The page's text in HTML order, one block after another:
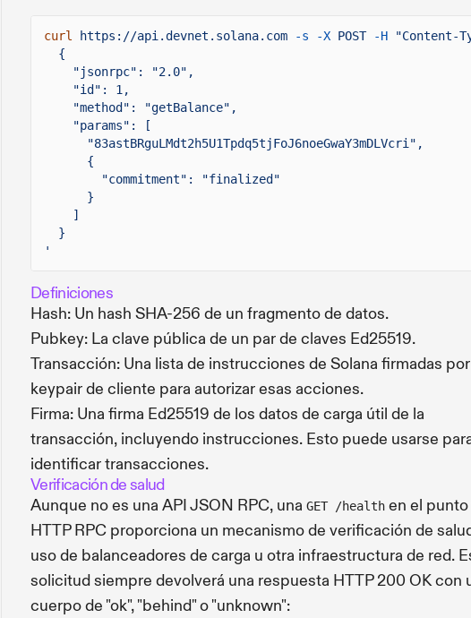
curl https://api.devnet.solana.com -s -X POST -H "Content-
{
"jsonrpc": "2.0",
"id": 1,
"method": "getBalance",
"params": [
"83astBRguLMdt2h5U1Tpdq5tjFoJ6noeGwaY3mDLVcri",
{
"commitment": "finalized"
}
]
}
'
Definiciones
Hash: Un hash SHA-256 de un fragmento de datos.
Pubkey: La clave pública de un par de claves Ed25519.
Transacción: Una lista de instrucciones de Solana firmadas
keypair de cliente para autorizar esas acciones.
Firma: Una firma Ed25519 de los datos de carga útil de la
transacción, incluyendo instrucciones. Esto puede usarse
identificar transacciones.
Verificación de salud
Aunque no es una API JSON RPC, una GET /health en el
HTTP RPC proporciona un mecanismo de verificación de
uso de balanceadores de carga u otra infraestructura de red.
solicitud siempre devolverá una respuesta HTTP 200 OK con
cuerpo de "ok", "behind" o "unknown":